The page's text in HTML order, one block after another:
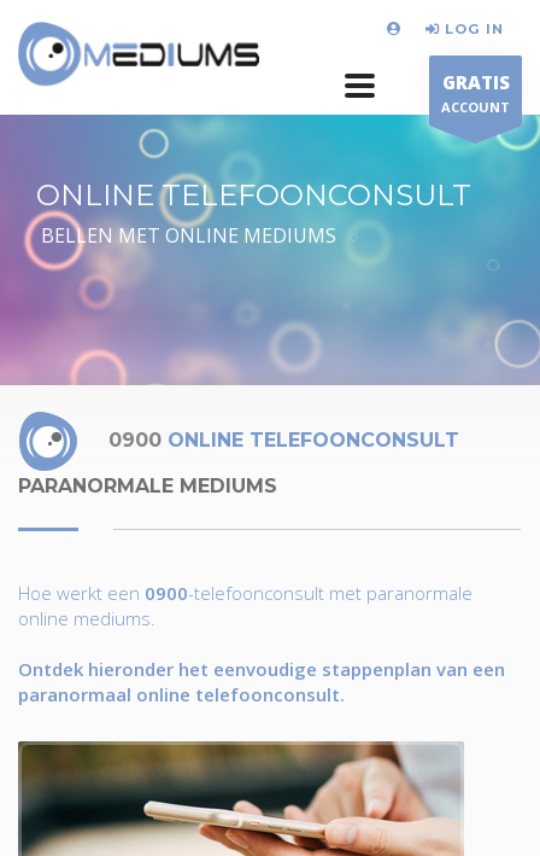
LOG IN
GRATIS
ACCOUNT
ONLINE TELEFOONCONSULT
BELLEN MET ONLINE MEDIUMS
0900 ONLINE TELEFOONCONSULT
PARANORMALE MEDIUMS
Hoe werkt een 0900-telefoonconsult met paranormale
online mediums.
Ontdek hieronder het eenvoudige stappenplan van een
paranormaal online telefoonconsult.